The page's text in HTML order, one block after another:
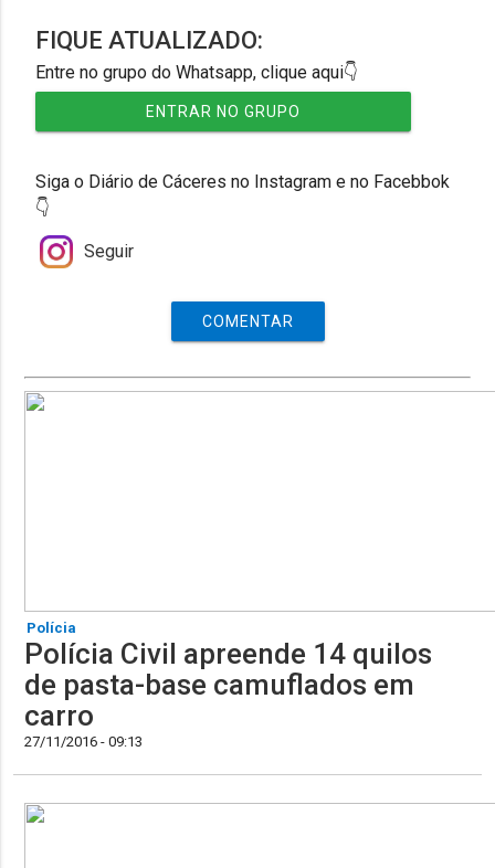
FIQUE ATUALIZADO:
Entre no grupo do Whatsapp, clique aqui👇
ENTRAR NO GRUPO
Siga o Diário de Cáceres no Instagram e no Facebbok
👇
Seguir
COMENTAR
Polícia
Polícia Civil apreende 14 quilos
de pasta-base camuflados em
carro
27/11/2016 - 09:13